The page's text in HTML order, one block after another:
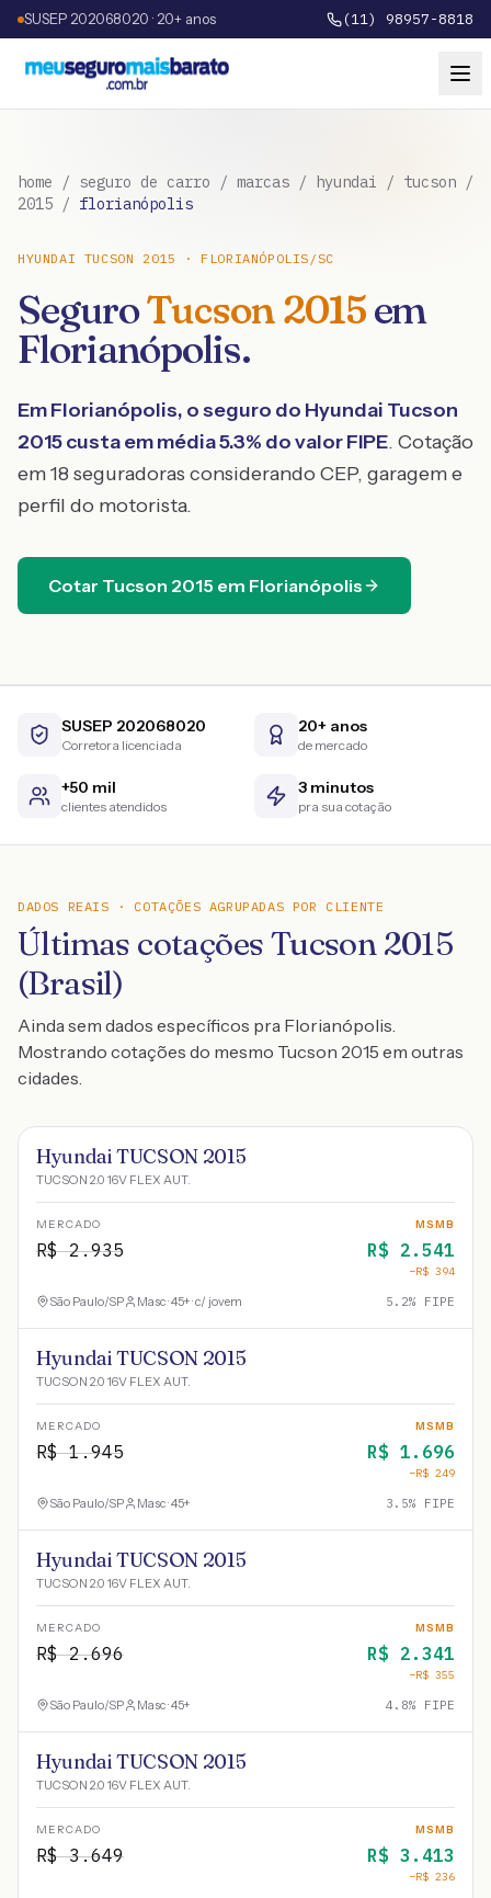
SUSEP 202068020 · 20+ anos (11) 98957-8818
home / seguro de carro / marcas / hyundai / tucson /
2015 / florianópolis
HYUNDAI TUCSON 2015 ·FLORIANÓPOLIS /SC
SeguroTucson2015em
Florianópolis.
EmFlorianópolis, o seguro do Hyundai Tucson
2015custa em média5.3% do valor FIPE. Cotação
em 18 seguradoras considerando CEP, garagem e
perfil do motorista.
Cotar Tucson 2015 em Florianópolis
SUSEP 202068020
Corretora licenciada
20+ anos
de mercado
+50 mil
clientes atendidos
3 minutos
pra sua cotação
DADOS REAIS · COTAÇÕES AGRUPADAS POR CLIENTE
Últimas cotações Tucson 2015
(Brasil)
Ainda sem dados específicos pra Florianópolis.
Mostrando cotações do mesmo Tucson 2015 em outras
cidades.
Hyundai TUCSON 2015
TUCSON 2.0 16V FLEX AUT.
MERCADO
R$2.935
MSMB
R$ 2.541
−R$ 394
São Paulo/SP Masc · 45+ · c/ jovem 5.2% FIPE
Hyundai TUCSON 2015
TUCSON 2.0 16V FLEX AUT.
MERCADO
R$1.945
MSMB
R$ 1.696
−R$ 249
São Paulo/SP Masc · 45+ 3.5% FIPE
Hyundai TUCSON 2015
TUCSON 2.0 16V FLEX AUT.
MERCADO
R$2.696
MSMB
R$ 2.341
−R$ 355
São Paulo/SP Masc · 45+ 4.8% FIPE
Hyundai TUCSON 2015
TUCSON 2.0 16V FLEX AUT.
MERCADO
R$3.649
MSMB
R$ 3.413
−R$ 236